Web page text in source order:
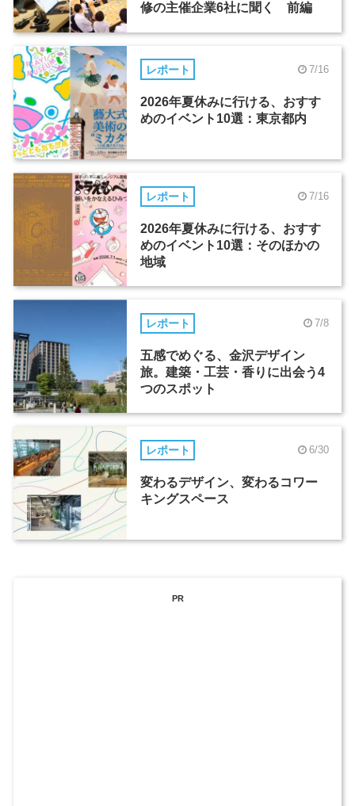
修の主催企業6社に聞く 前編
レポート 7/16
2026年夏休みに行ける、おすす
めのイベント10選：東京都内
レポート 7/16
2026年夏休みに行ける、おすす
めのイベント10選：そのほかの
地域
レポート 7/8
五感でめぐる、金沢デザイン
旅。建築・工芸・香りに出会う4
つのスポット
レポート 6/30
変わるデザイン、変わるコワー
キングスペース
PR